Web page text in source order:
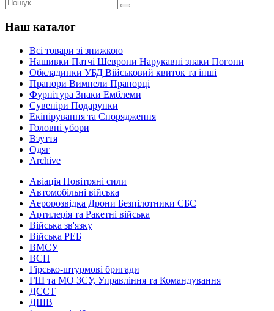
Наш каталог
Всі товари зі знижкою
Нашивки Патчі Шеврони Нарукавні знаки Погони
Обкладинки УБД Військовий квиток та інші
Прапори Вимпели Прапорці
Фурнітура Знаки Емблеми
Сувеніри Подарунки
Екіпірування та Спорядження
Головні убори
Взуття
Одяг
Archive
Авіація Повітряні сили
Автомобільні війська
Аеророзвідка Дрони Безпілотники СБС
Артилерія та Ракетні війська
Війська зв'язку
Війська РЕБ
ВМСУ
ВСП
Гірсько-штурмові бригади
ГШ та МО ЗСУ, Управління та Командування
ДССТ
ДШВ